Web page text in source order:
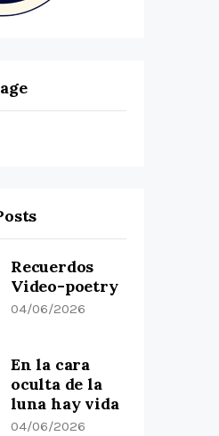
Recuerdos
Video-poetry
04/06/2026
En la cara
oculta de la
luna hay vida
04/06/2026